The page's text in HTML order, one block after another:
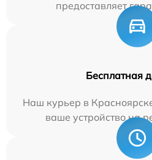
предоставляет
Бесплатная
Наш курьер в
ваше устройство на